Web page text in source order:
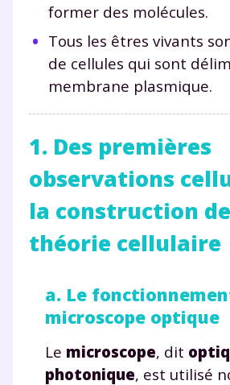
former des molécules.
Tous les êtres vivants
de cellules qui sont
membrane plasmique.
1. Des premières
observations
la construction
théorie cellulaire
a. Le
microscope optique
Le microscope, dit
photonique, est utilisé